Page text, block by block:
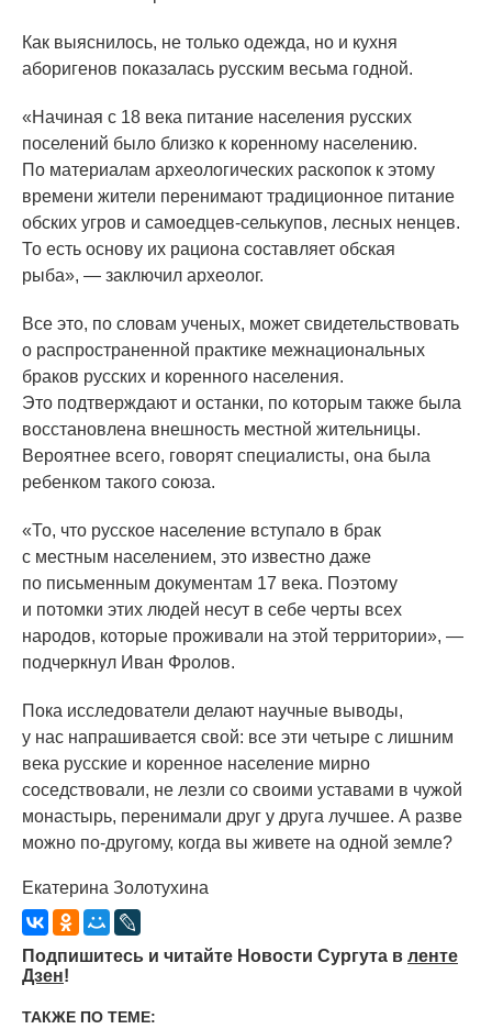
Как выяснилось, не только одежда, но и кухня
аборигенов показалась русским весьма годной.
«Начиная с 18 века питание населения русских
поселений было близко к коренному населению.
По материалам археологических раскопок к этому
времени жители перенимают традиционное питание
обских угров и самоедцев-селькупов, лесных ненцев.
То есть основу их рациона составляет обская
рыба», — заключил археолог.
Все это, по словам ученых, может свидетельствовать
о распространенной практике межнациональных
браков русских и коренного населения.
Это подтверждают и останки, по которым также была
восстановлена внешность местной жительницы.
Вероятнее всего, говорят специалисты, она была
ребенком такого союза.
«То, что русское население вступало в брак
с местным населением, это известно даже
по письменным документам 17 века. Поэтому
и потомки этих людей несут в себе черты всех
народов, которые проживали на этой территории», —
подчеркнул Иван Фролов.
Пока исследователи делают научные выводы,
у нас напрашивается свой: все эти четыре с лишним
века русские и коренное население мирно
соседствовали, не лезли со своими уставами в чужой
монастырь, перенимали друг у друга лучшее. А разве
можно по-другому, когда вы живете на одной земле?
Екатерина Золотухина
Подпишитесь и читайте Новости Сургута в ленте
Дзен!
ТАКЖЕ ПО ТЕМЕ: